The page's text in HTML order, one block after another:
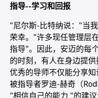
指导--学习和回报
"尼尔斯-比特纳说："当
荣幸。"许多现任管理层
指导"。因此，安迈的每
的时刻，有人在身边提
优秀的导师不仅能分享
被指导者罗迪-赫奇（
"相信自己的能力 "的建